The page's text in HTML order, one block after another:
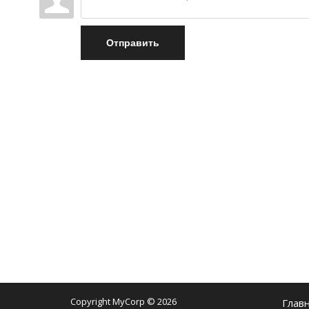
Отправить
Copyright MyCorp © 2026